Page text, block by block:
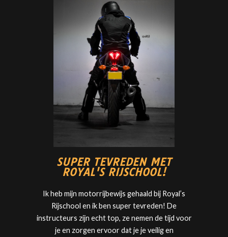
SUPER TEVREDEN MET
ROYAL'S RIJSCHOOL!
Ik heb mijn motorrijbewijs gehaald bij Royal’s
Rijschool en ik ben super tevreden! De
instructeurs zijn echt top, ze nemen de tijd voor
je en zorgen ervoor dat je je veilig en